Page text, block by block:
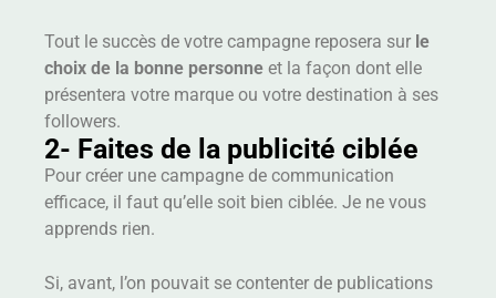
Tout le succès de votre campagne reposera sur le
choix de la bonne personne et la façon dont elle
présentera votre marque ou votre destination à ses
followers.
2- Faites de la publicité ciblée
Pour créer une campagne de communication
efficace, il faut qu’elle soit bien ciblée. Je ne vous
apprends rien.
Si, avant, l’on pouvait se contenter de publications